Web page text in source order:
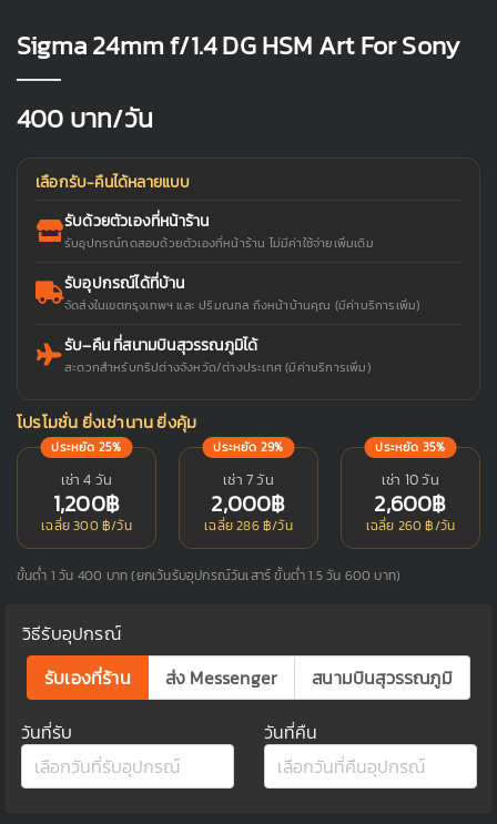
Sigma 24mm f/1.4 DG HSM Art For Sony
400 บาท/วัน
เลือกรับ-คืนได้หลายแบบ
รับด้วยตัวเองที่หน้าร้าน
รับอุปกรณ์ทดสอบด้วยตัวเองที่หน้าร้าน ไม่มีค่าใช้จ่ายเพิ่มเติม
รับอุปกรณ์ได้ที่บ้าน
จัดส่งในเขตกรุงเทพฯ และ ปริมณฑล ถึงหน้าบ้านคุณ (มีค่าบริการเพิ่ม)
รับ–คืน ที่สนามบินสุวรรณภูมิได้
สะดวกสำหรับทริปต่างจังหวัด/ต่างประเทศ (มีค่าบริการเพิ่ม)
โปรโมชั่น ยิ่งเช่านาน ยิ่งคุ้ม
ประหยัด 25%
เช่า 4 วัน
1,200฿
เฉลี่ย 300 ฿/วัน
ประหยัด 29%
เช่า 7 วัน
2,000฿
เฉลี่ย 286 ฿/วัน
ประหยัด 35%
เช่า 10 วัน
2,600฿
เฉลี่ย 260 ฿/วัน
ขั้นต่ำ 1 วัน 400 บาท (ยกเว้นรับอุปกรณ์วันเสาร์ ขั้นต่ำ 1.5 วัน 600 บาท)
วิธีรับอุปกรณ์
รับเองที่ร้าน
ส่ง Messenger สนามบินสุวรรณภูมิ
วันที่รับ วันที่คืน